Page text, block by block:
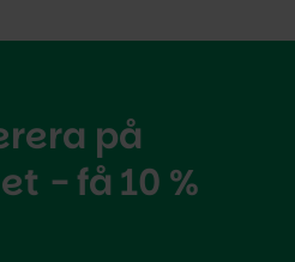
på
- få 10 %